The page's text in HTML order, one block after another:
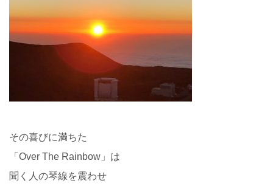
その喜びに満ちた
「Over The Rainbow」は
聞く人の琴線を震わせ